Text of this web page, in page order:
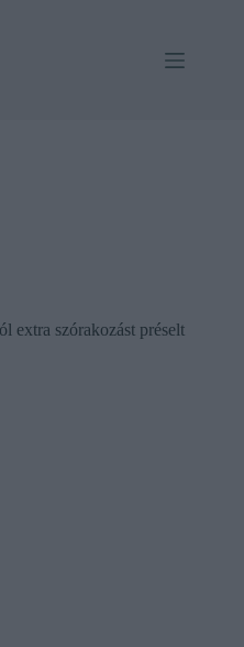
extra szórakozást préselt